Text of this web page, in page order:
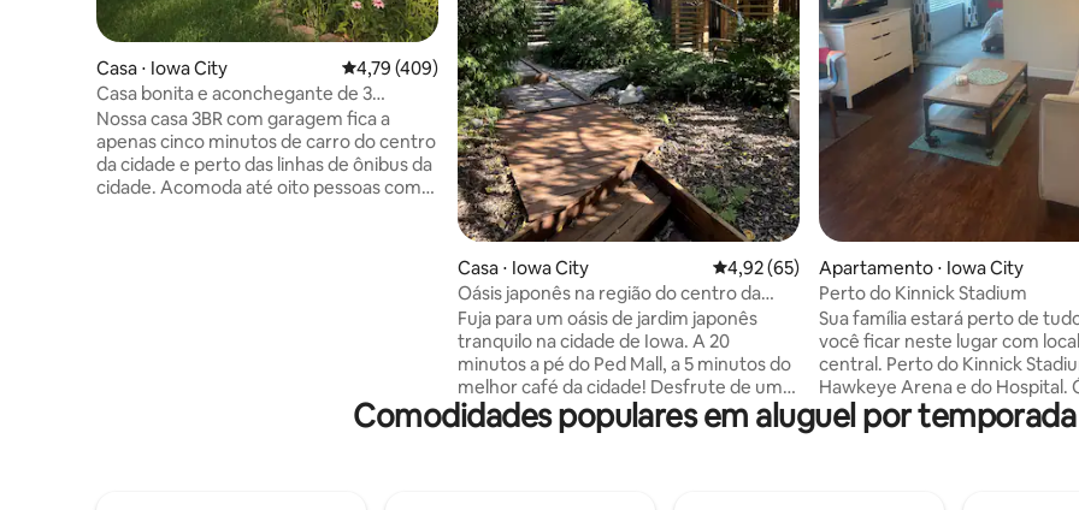
Casa ⋅ Iowa City 4,79 de uma avaliação média de 5, 409 avaliações
4,79 (409)
Casa bonita e aconchegante de 3
quartos com estacionamento
Nossa casa 3BR com garagem fica a
apenas cinco minutos de carro do centro
da cidade e perto das linhas de ônibus da
cidade. Acomoda até oito pessoas com
aplicativos de internet e Samsung
Casa ⋅ Iowa City 4,92 de uma avaliação média de 5, 65
4,92 (65)
Oásis japonês na região do centro da
cidade
Fuja para um oásis de jardim japonês
tranquilo na cidade de Iowa. A 20
minutos a pé do Ped Mall, a 5 minutos do
melhor café da cidade! Desfrute de uma
espaçosa varanda com vista exuberante,
um interior rústico com vigas expostas e
Apartamento ⋅ Iowa City
Perto do Kinnick Stadium
Sua família estará perto de
você ficar neste lugar com
central. Perto do Kinnick
Hawkeye Arena e do Hospital. Ótimo
para uma estadia de fim de
um aluguel de longa duração. Unidade no
Comodidades populares em aluguel por